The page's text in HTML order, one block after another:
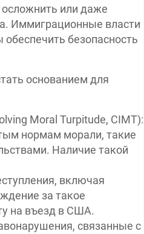
или даже
Иммиграционные власти
безопасность
основанием для
Moral Turpitude, CIMT):
нормам морали, такие
Наличие такой
включая
за такое
на въезд в США.
связанные с